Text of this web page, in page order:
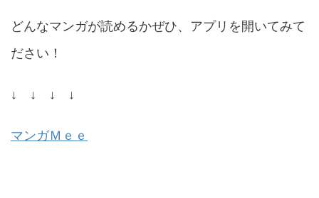
どんなマンガが読めるかぜひ、アプリを開いてみて
ださい！
↓ ↓ ↓ ↓
マンガＭｅｅ